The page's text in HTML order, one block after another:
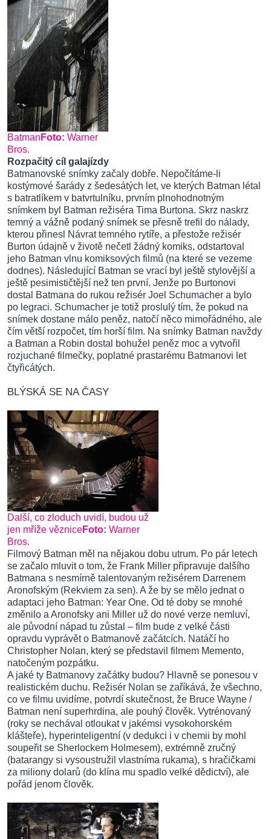
Batman Foto: Warner
Bros.
Rozpačitý cíl galajízdy
Batmanovské snímky začaly dobře. Nepočítáme-li
kostýmové šarády z šedesátých let, ve kterých Batman létal
s batratlíkem v batvrtulníku, prvním plnohodnotným
snímkem byl Batman režiséra Tima Burtona. Skrz naskrz
temný a vážně podaný snímek se přesně trefil do nálady,
kterou přinesl Návrat temného rytíře, a přestože režisér
Burton údajně v životě nečetl žádný komiks, odstartoval
jeho Batman vlnu komiksových filmů (na které se vezeme
dodnes). Následující Batman se vrací byl ještě stylovější a
ještě pesimističtější než ten první. Jenže po Burtonovi
dostal Batmana do rukou režisér Joel Schumacher a bylo
po legraci. Schumacher je totiž proslulý tím, že pokud na
snímek dostane málo peněz, natočí něco mimořádného, ale
čím větší rozpočet, tím horší film. Na snímky Batman navždy
a Batman a Robin dostal bohužel peněz moc a vytvořil
rozjuchané filmečky, poplatné prastarému Batmanovi let
čtyřicátých.
BLÝSKÁ SE NA ČASY
Další, co zloduch uvidí, budou už
jen mříže vězniceFoto: Warner
Bros.
Filmový Batman měl na nějakou dobu utrum. Po pár letech
se začalo mluvit o tom, že Frank Miller připravuje dalšího
Batmana s nesmírně talentovaným režisérem Darrenem
Aronofským (Rekviem za sen). A že by se mělo jednat o
adaptaci jeho Batman: Year One. Od té doby se mnohé
změnilo a Aronofsky ani Miller už do nové verze nemluví,
ale původní nápad tu zůstal – film bude z velké části
opravdu vyprávět o Batmanově začátcích. Natáčí ho
Christopher Nolan, který se představil filmem Memento,
natočeným pozpátku.
A jaké ty Batmanovy začátky budou? Hlavně se ponesou v
realistickém duchu. Režisér Nolan se zaříkává, že všechno,
co ve filmu uvidíme, potvrdí skutečnost, že Bruce Wayne /
Batman není superhrdina, ale pouhý člověk. Vytrénovaný
(roky se nechával otloukat v jakémsi vysokohorském
klášteře), hyperinteligentní (v dedukci i v chemii by mohl
soupeřit se Sherlockem Holmesem), extrémně zručný
(batarangy si vysoustružil vlastníma rukama), s hračičkami
za miliony dolarů (do klína mu spadlo velké dědictví), ale
pořád jenom člověk.